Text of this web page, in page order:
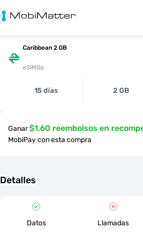
Caribbean 2 GB
eSIMGo
15 días 2 GB
Ganar$1.60 reembolsos en
MobiPay con esta compra
Detalles
Datos Llamadas